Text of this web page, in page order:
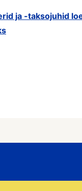
ja -taksojuhid